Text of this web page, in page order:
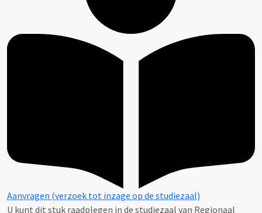
Aanvragen (verzoek tot inzage op de studiezaal)
U kunt dit stuk raadplegen in de studiezaal van Regionaal